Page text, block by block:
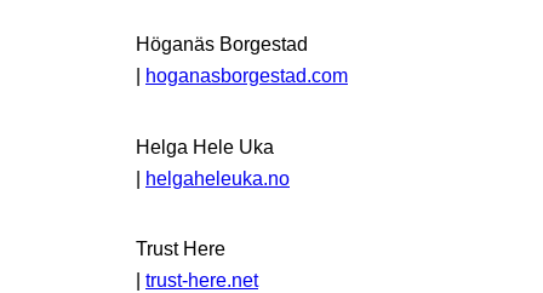
Höganäs Borgestad
| hoganasborgestad.com
Helga Hele Uka
| helgaheleuka.no
Trust Here
trust-here.net